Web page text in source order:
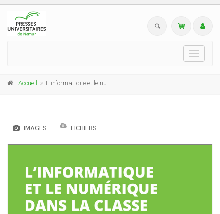
Toggle
Accueil L'informatique et le numérique dans la classe
IMAGES FICHIERS